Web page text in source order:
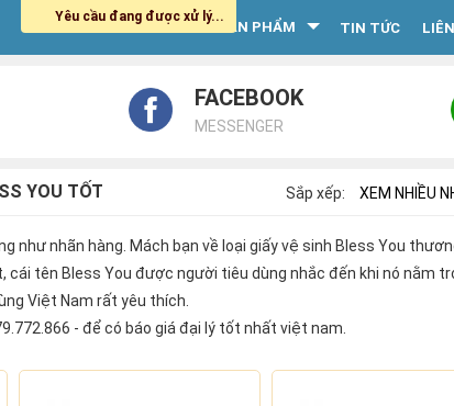
HOME SẢN PHẨM TIN TỨC
FACEBOOK
MESSENGER
YOU TỐT Sắp xếp: XEM NHIỀU
như nhãn hàng. Mách bạn về loại giấy vệ sinh Bless You
cái tên Bless You được người tiêu dùng nhắc đến khi nó nằm
Việt Nam rất yêu thích.
- để có báo giá đại lý tốt nhất việt nam.
Yêu cầu đang được xử lý...